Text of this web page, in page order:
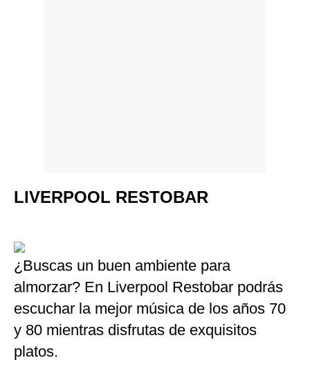
LIVERPOOL RESTOBAR
¿Buscas un buen ambiente para
almorzar? En Liverpool Restobar podrás
escuchar la mejor música de los años 70
y 80 mientras disfrutas de exquisitos
platos.